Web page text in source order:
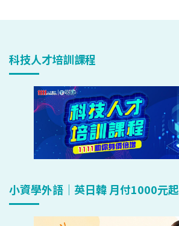
科技人才培訓課程
小資學外語｜英日韓 月付1000元起